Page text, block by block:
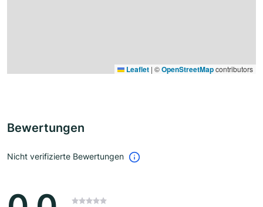
Leaflet | ©OpenStreetMapcontributors
Bewertungen
Nicht verifizierte Bewertungen